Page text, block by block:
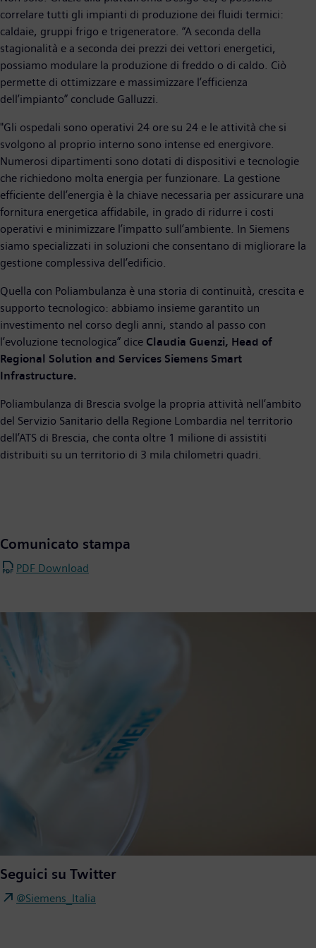
correlare tutti gli impianti di produzione dei fluidi termici:
caldaie, gruppi frigo e trigeneratore. “A seconda della
stagionalità e a seconda dei prezzi dei vettori energetici,
possiamo modulare la produzione di freddo o di caldo. Ciò
permette di ottimizzare e massimizzare l’efficienza
dell’impianto” conclude Galluzzi.
"Gli ospedali sono operativi 24 ore su 24 e le attività che si
svolgono al proprio interno sono intense ed energivore.
Numerosi dipartimenti sono dotati di dispositivi e tecnologie
che richiedono molta energia per funzionare. La gestione
efficiente dell’energia è la chiave necessaria per assicurare una
fornitura energetica affidabile, in grado di ridurre i costi
operativi e minimizzare l’impatto sull’ambiente. In Siemens
siamo specializzati in soluzioni che consentano di migliorare la
gestione complessiva dell’edificio.
Quella con Poliambulanza è una storia di continuità, crescita e
supporto tecnologico: abbiamo insieme garantito un
investimento nel corso degli anni, stando al passo con
l’evoluzione tecnologica” dice Claudia Guenzi, Head of
Regional Solution and Services Siemens Smart
Infrastructure.
Poliambulanza di Brescia svolge la propria attività nell’ambito
del Servizio Sanitario della Regione Lombardia nel territorio
dell’ATS di Brescia, che conta oltre 1 milione di assistiti
distribuiti su un territorio di 3 mila chilometri quadri.
Comunicato stampa
PDF Download
Seguici su Twitter
@Siemens_Italia